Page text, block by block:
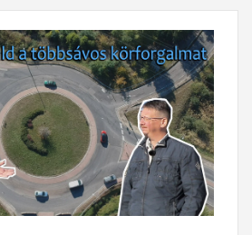
a
r
K
ö
z
ú
t
k
a
b
s
z
ö
r
ö
s
e
n